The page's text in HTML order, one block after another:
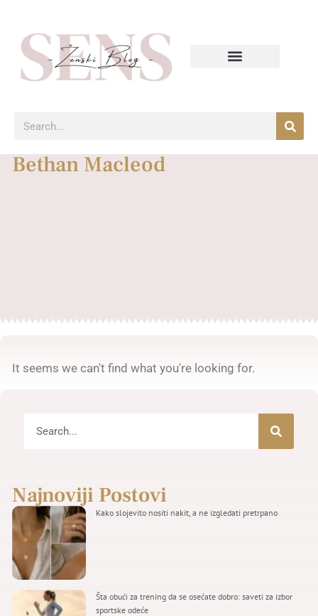
Bethan Macleod
It seems we can't find what you're looking for.
Najnoviji Postovi
Kako slojevito nositi nakit, a ne izgledati pretrpano
Šta obući za trening da se osećate dobro: saveti za izbor
sportske odeće